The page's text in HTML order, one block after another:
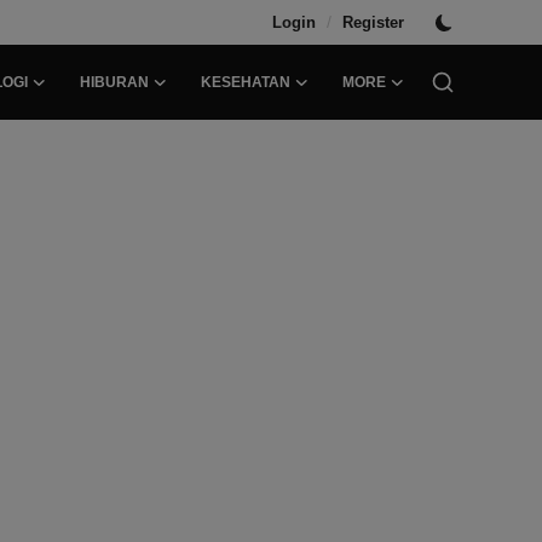
Login / Register
HIBURAN KESEHATAN MORE